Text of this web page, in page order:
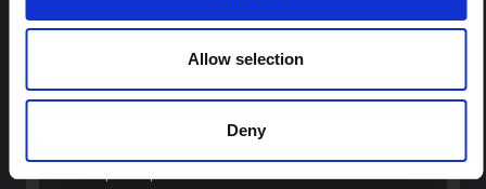
Allow selection
Deny
Note contextuelle sur l'épidémie
d'Ebola Bundibugyo en Ituri (2026)
actuellement touchée par une épidémie d'Ebola
l'actualité et les derniers développements de la